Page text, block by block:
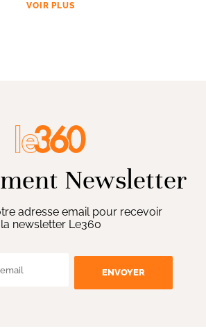
VOIR PLUS
Newsletter
adresse email pour recevoir
la newsletter Le360
ENVOYER